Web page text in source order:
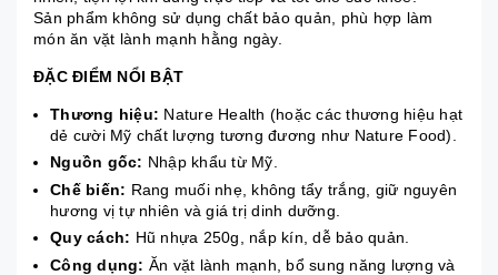
Sản phẩm không sử dụng chất bảo quản, phù hợp làm
món ăn vặt lành mạnh hằng ngày.
ĐẶC ĐIỂM NỔI BẬT
Thương hiệu: Nature Health (hoặc các thương hiệu hạt
dẻ cười Mỹ chất lượng tương đương như Nature Food).
Nguồn gốc: Nhập khẩu từ Mỹ.
Chế biến: Rang muối nhẹ, không tẩy trắng, giữ nguyên
hương vị tự nhiên và giá trị dinh dưỡng.
Quy cách: Hũ nhựa 250g, nắp kín, dễ bảo quản.
Công dụng: Ăn vặt lành mạnh, bổ sung năng lượng và